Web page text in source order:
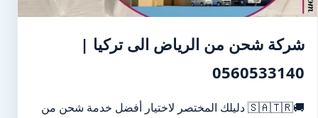
شركة شحن من الرياض الى تركيا |
0560533140
🚚🇸🇦🇹🇷 دليلك المختصر لاختيار أفضل خدمة شحن من